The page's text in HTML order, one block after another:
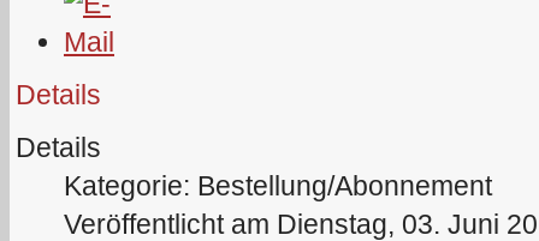
Details
Details
Kategorie: Bestellung/Abonnement
Veröffentlicht am Dienstag, 03. Juni